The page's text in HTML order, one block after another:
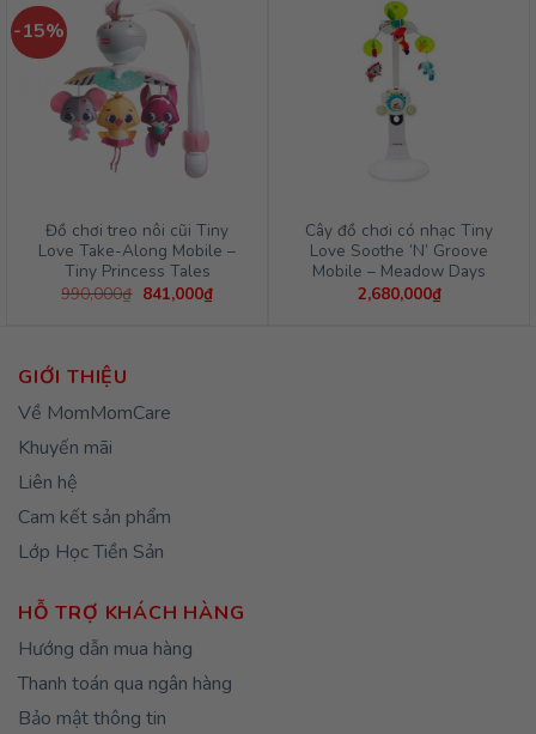
-15%
Đồ chơi treo nôi cũi Tiny
Love Take-Along Mobile –
Tiny Princess Tales
990,000₫ Giá
841,000₫Giá
hiện
Cây đồ chơi có nhạc Tiny
Love Soothe ‘N’ Groove
Mobile – Meadow Days
2,680,000₫
GIỚI THIỆU
Về MomMomCare
Khuyến mãi
Liên hệ
Cam kết sản phẩm
Lớp Học Tiền Sản
HỖ TRỢ KHÁCH HÀNG
Hướng dẫn mua hàng
Thanh toán qua ngân hàng
Bảo mật thông tin